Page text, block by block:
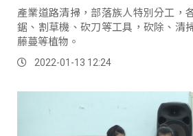
產業道路清掃，部落族人特別分工，
鋸、割草機、砍刀等工具，砍除、清
藤蔓等植物。
2022-01-13 12:24